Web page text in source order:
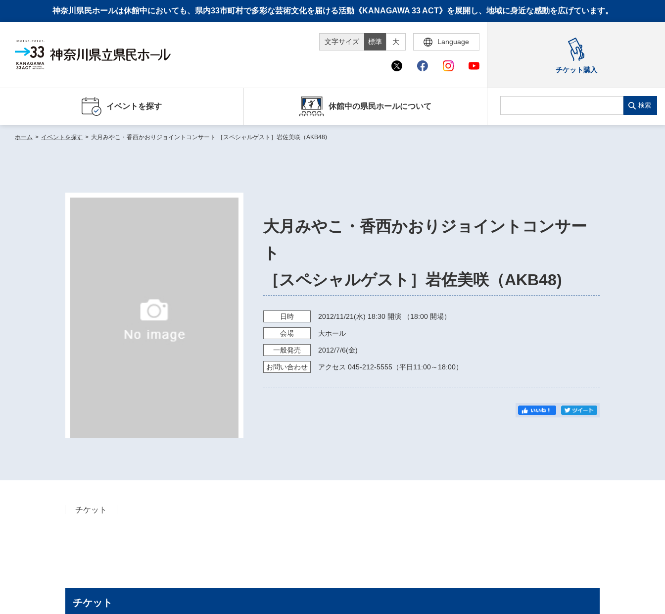
神奈川県民ホールは休館中においても、県内33市町村で多彩な芸術文化を届ける活動《KANAGAWA 33 ACT》を展開し、地域に身近な感動を広げています。
文字サイズ 標準 大 Language
チケット購入
イベントを探す 休館中の県民ホールについて 検索
ホーム > イベントを探す > 大月みやこ・香西かおりジョイントコンサート ［スペシャルゲスト］岩佐美咲（AKB48)
大月みやこ・香西かおりジョイントコンサー
ト
［スペシャルゲスト］岩佐美咲（AKB48)
日時 2012/11/21 (水) 18:30 開演 （18:00 開場）
会場 大ホール
一般発売 2012/7/6(金)
お問い合わせ アクセス 045-212-5555（平日11:00～18:00）
チケット
チケット